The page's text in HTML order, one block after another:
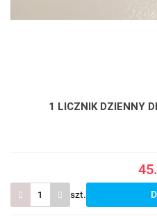
1 LICZNIK DZIENNY
szt.